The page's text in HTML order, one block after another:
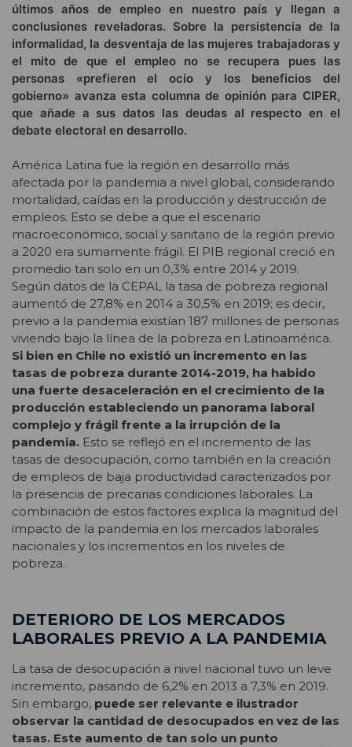
últimos años de empleo en nuestro país y llegan a
conclusiones reveladoras. Sobre la persistencia de la
informalidad, la desventaja de las mujeres trabajadoras y
el mito de que el empleo no se recupera pues las
personas «prefieren el ocio y los beneficios del
gobierno» avanza esta columna de opinión para CIPER,
que añade a sus datos las deudas al respecto en el
debate electoral en desarrollo.
América Latina fue la región en desarrollo más
afectada por la pandemia a nivel global, considerando
mortalidad, caídas en la producción y destrucción de
empleos. Esto se debe a que el escenario
macroeconómico, social y sanitario de la región previo
a 2020 era sumamente frágil. El PIB regional creció en
promedio tan solo en un 0,3% entre 2014 y 2019.
Según datos de la CEPAL la tasa de pobreza regional
aumentó de 27,8% en 2014 a 30,5% en 2019; es decir,
previo a la pandemia existían 187 millones de personas
viviendo bajo la línea de la pobreza en Latinoamérica.
Si bien en Chile no existió un incremento en las
tasas de pobreza durante 2014-2019, ha habido
una fuerte desaceleración en el crecimiento de la
producción estableciendo un panorama laboral
complejo y frágil frente a la irrupción de la
pandemia. Esto se reflejó en el incremento de las
tasas de desocupación, como también en la creación
de empleos de baja productividad caracterizados por
la presencia de precarias condiciones laborales. La
combinación de estos factores explica la magnitud del
impacto de la pandemia en los mercados laborales
nacionales y los incrementos en los niveles de
pobreza.
DETERIORO DE LOS MERCADOS
LABORALES PREVIO A LA PANDEMIA
La tasa de desocupación a nivel nacional tuvo un leve
incremento, pasando de 6,2% en 2013 a 7,3% en 2019.
Sin embargo, puede ser relevante e ilustrador
observar la cantidad de desocupados en vez de las
tasas. Este aumento de tan solo un punto